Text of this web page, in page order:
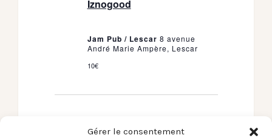
Gérer le consentement
Iznogood
Jam Pub / Lescar 8 avenue
André Marie Ampère, Lescar
10€
Jour précédent Jour suivant